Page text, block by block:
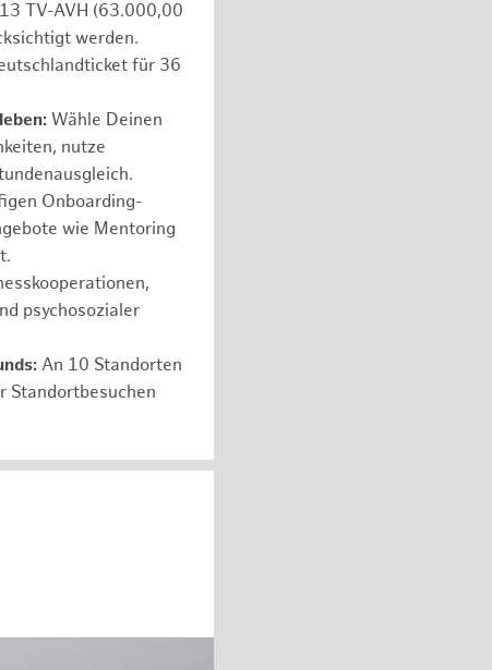
TV-AVH (63.000,00
werden.
für 36
Wähle Deinen
nutze
Onboarding-
wie Mentoring
psychosozialer
An 10 Standorten
Standortbesuchen